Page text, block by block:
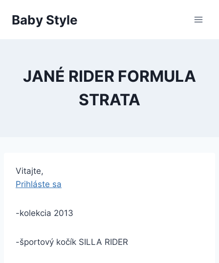
Baby Style
JANÉ RIDER FORMULA
STRATA
Vitajte,
Prihláste sa
-kolekcia 2013
-športový kočík SILLA RIDER